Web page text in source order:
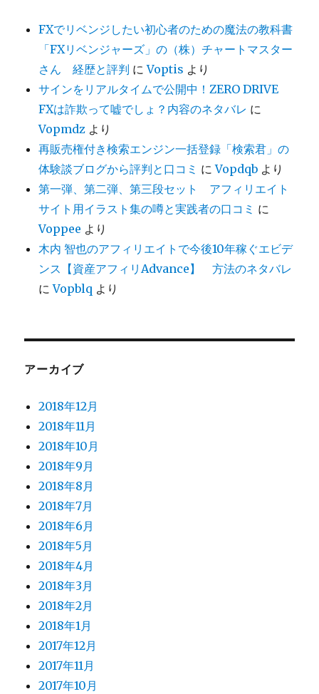
FXでリベンジしたい初心者のための魔法の教科書
「FXリベンジャーズ」の（株）チャートマスター
さん 経歴と評判 にVoptis より
サインをリアルタイムで公開中！ZERO DRIVE
FXは詐欺って嘘でしょ？内容のネタバレ に
Vopmdz より
再販売権付き検索エンジン一括登録「検索君」の
体験談ブログから評判と口コミ にVopdqb より
第一弾、第二弾、第三段セット アフィリエイト
サイト用イラスト集の噂と実践者の口コミ に
Voppee より
木内 智也のアフィリエイトで今後10年稼ぐエビデ
ンス【資産アフィリAdvance】 方法のネタバレ
にVopblq より
アーカイブ
2018年12月
2018年11月
2018年10月
2018年9月
2018年8月
2018年7月
2018年6月
2018年5月
2018年4月
2018年3月
2018年2月
2018年1月
2017年12月
2017年11月
2017年10月